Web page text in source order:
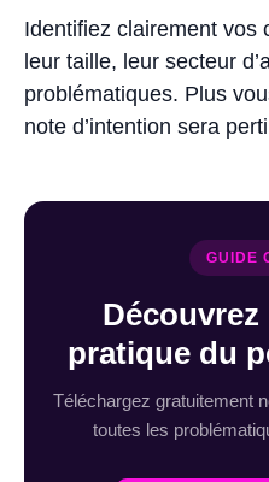
Identifiez clairement vos
leur taille, leur secteur
problématiques. Plus
note d’intention sera
GUIDE
pratique du
Téléchargez gratuitement
toutes les